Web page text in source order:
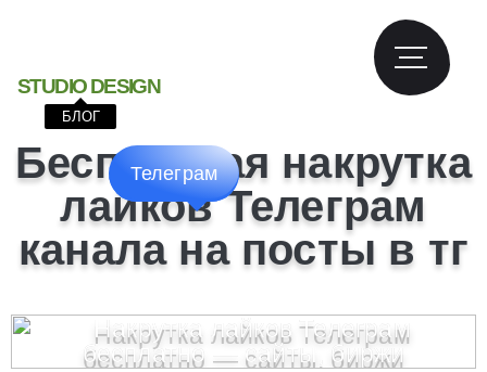
STUDIO DESIGN
БЛОГ
Бесплатная накрутка
лайков Телеграм
канала на посты в тг
Телеграм